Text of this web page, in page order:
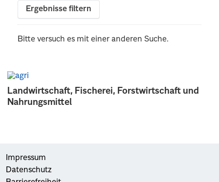
Landwirtschaft, Fischerei, Forstwirtschaft und
Nahrungsmittel
Ergebnisse filtern
Bitte versuch es mit einer anderen Suche.
Impressum
Datenschutz